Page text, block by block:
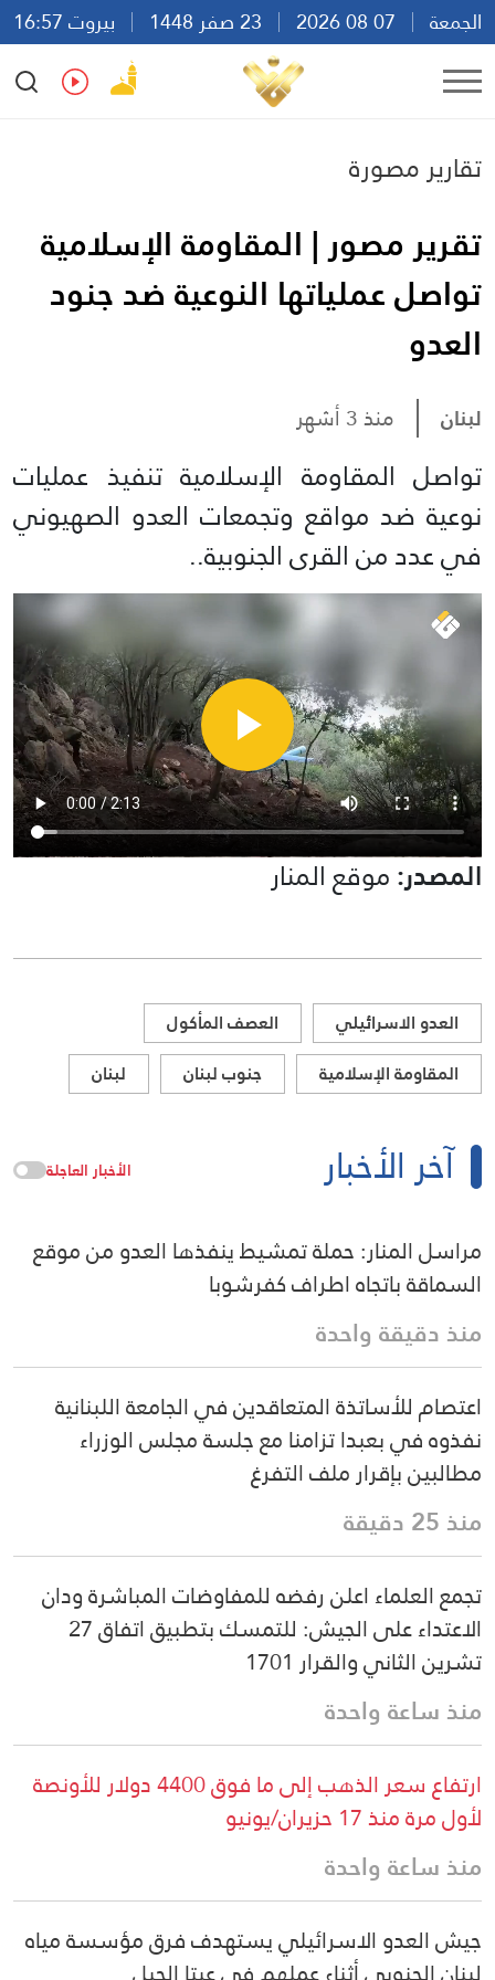
الجمعة
بيروت 16:57
Ar
En Fr Es
تقارير مصورة
تقرير مصور | المقاومة الإسلامية
تواصل عملياتها النوعية ضد جنود
العدو
لبنان منذ 3 أشهر
تواصل المقاومة الإسلامية تنفيذ عمليات
نوعية ضد مواقع وتجمعات العدو الصهيوني
في عدد من القرى الجنوبية..
المصدر:موقع المنار
العدو الاسرائيلي
العصف المأكول
المقاومة الإسلامية
جنوب لبنان لبنان
آخر الأخبار الأخبار العاجلة
مراسل المنار: حملة تمشيط ينفذها العدو من موقع
السماقة باتجاه اطراف كفرشوبا
منذ دقيقة واحدة
اعتصام للأساتذة المتعاقدين في الجامعة اللبنانية
نفذوه في بعبدا تزامنا مع جلسة مجلس الوزراء
مطالبين بإقرار ملف التفرغ
منذ 25 دقيقة
تجمع العلماء اعلن رفضه للمفاوضات المباشرة ودان
الاعتداء على الجيش: للتمسك بتطبيق اتفاق 27
تشرين الثاني والقرار 1701
منذ ساعة واحدة
ارتفاع سعر الذهب إلى ما فوق 4400 دولار للأونصة
لأول مرة منذ 17 حزيران/يونيو
منذ ساعة واحدة
جيش العدو الاسرائيلي يستهدف فرق مؤسسة مياه